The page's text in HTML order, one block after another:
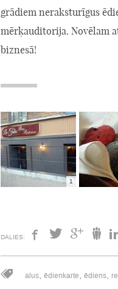
grādiem neraksturīgus
mērķauditorija. Novēlam
biznesā!
1
DALIES:
alus, ēdienkarte, ēdiens,